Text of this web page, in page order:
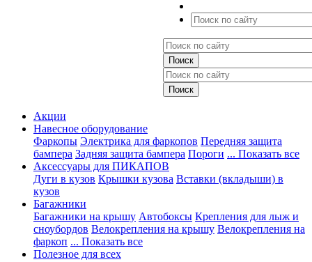
Акции
Навесное оборудование
Фаркопы Электрика для фаркопов Передняя защита
бампера Задняя защита бампера Пороги ... Показать все
Аксессуары для ПИКАПОВ
Дуги в кузов Крышки кузова Вставки (вкладыши) в
кузов
Багажники
Багажники на крышу Автобоксы Крепления для лыж и
сноубордов Велокрепления на крышу Велокрепления на
фаркоп ... Показать все
Полезное для всех